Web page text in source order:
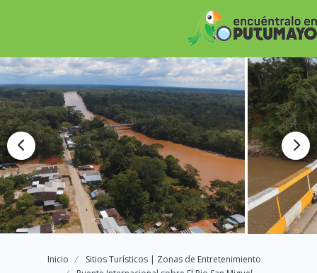
Inicio
Sitios Turísticos | Zonas de Entretenimiento